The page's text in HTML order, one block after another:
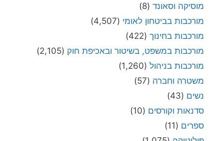
מוסיקה וסאונד (8)
מורכבות בביטחון לאומי (4,507)
מורכבות בחינוך (422)
מורכבות במשפט, בשיטור ובאכיפת חוק (2,105)
מורכבות בניהול (1,260)
משטרה וחברה (57)
נשים (43)
סדנאות וקורסים (10)
ספרים (11)